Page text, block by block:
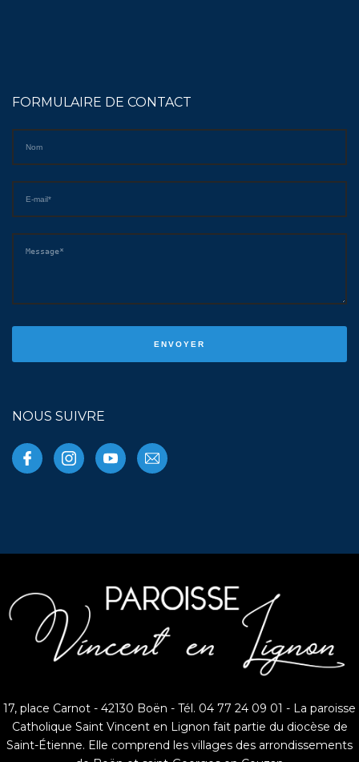
FORMULAIRE DE CONTACT
NOUS SUIVRE
17, place Carnot - 42130 Boën - Tél. 04 77 24 09 01 - La paroisse
Catholique Saint Vincent en Lignon fait partie du diocèse de
Saint-Étienne. Elle comprend les villages des arrondissements